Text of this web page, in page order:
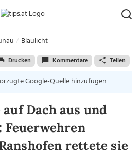
Blaulicht
Drucken Kommentare Teilen
Google-Quelle hinzufügen
Dach aus und
Feuerwehren
rettete sie